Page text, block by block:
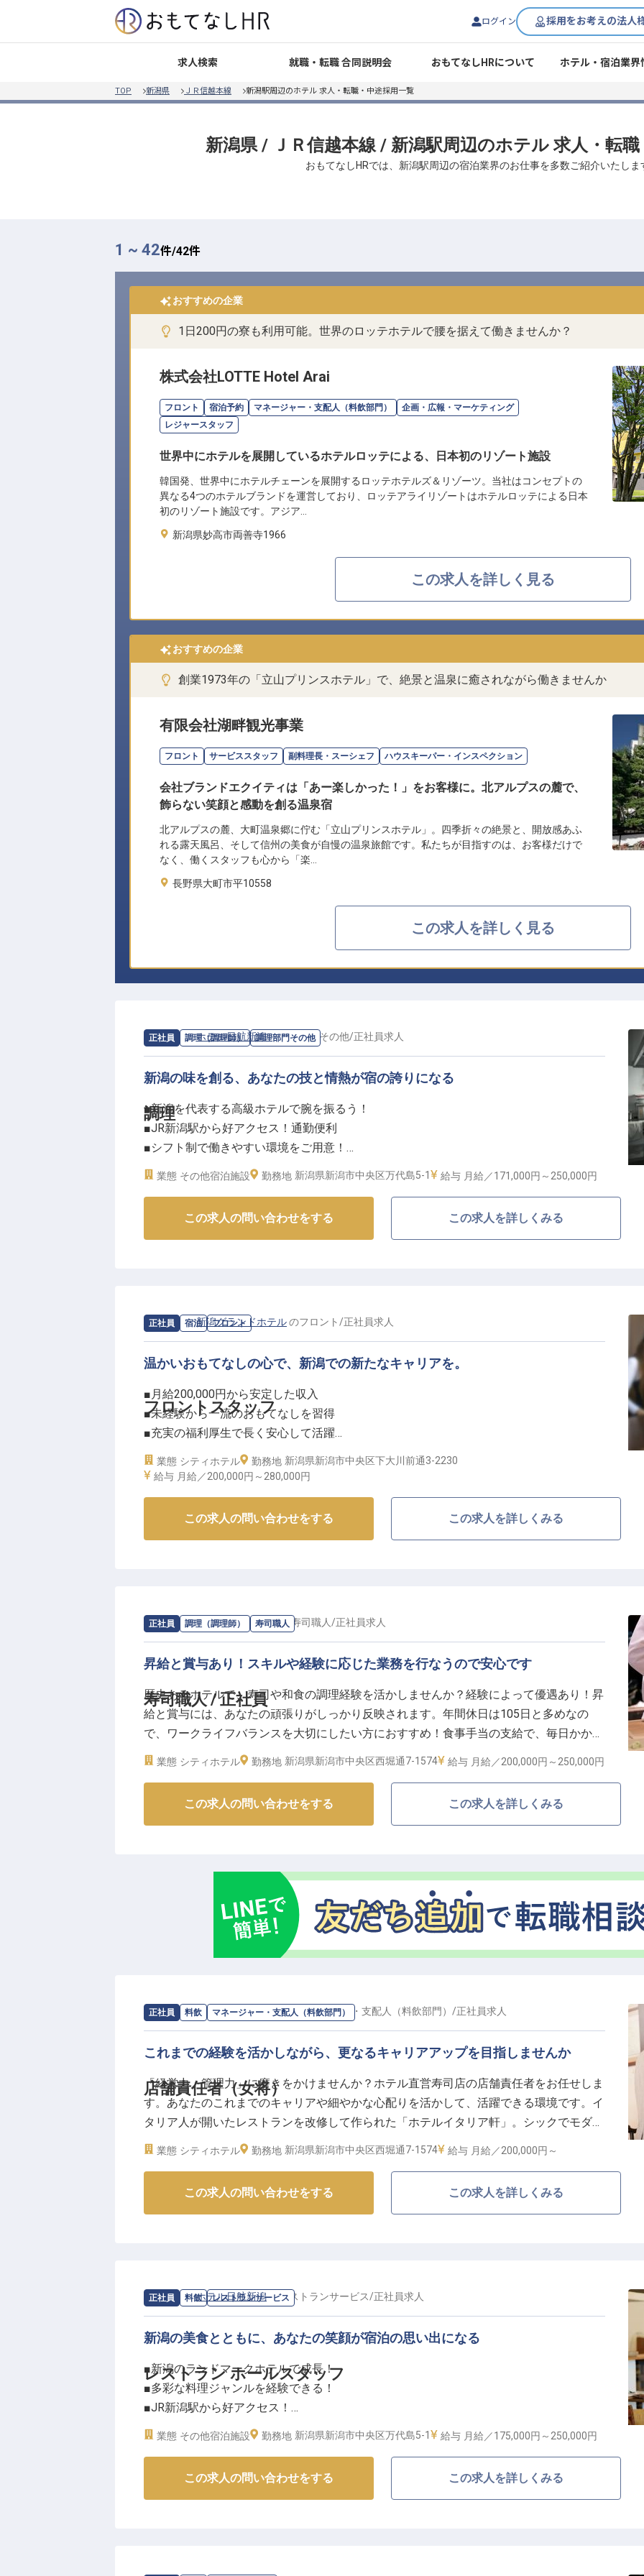
ログイン 採用をお考えの法人
求人検索 就職・転職 合同説明会 おもてなしHRについて ホテル・宿泊業界
TOP 新潟県 ＪＲ信越本線 新潟駅周辺のホテル 求人・転職・中途採用一覧
新潟県 / ＪＲ信越本線 / 新潟駅周辺のホテル 求人・転
おもてなしHRでは、新潟駅周辺の宿泊業界のお仕事を多数ご紹介いたしま
1 ~ 42件/42件
おすすめの企業
1日200円の寮も利用可能。世界のロッテホテルで腰を据えて働きませんか？
株式会社LOTTE Hotel Arai
フロント 宿泊予約 マネージャー・支配人（料飲部門）
企画・広報・マーケティング
レジャースタッフ
世界中にホテルを展開しているホテルロッテによる、日本初のリゾート施設
韓国発、世界中にホテルチェーンを展開するロッテホテルズ＆リゾーツ。当社はコンセプトの
異なる4つのホテルブランドを運営しており、ロッテアライリゾートはホテルロッテによる日本
初のリゾート施設です。アジア…
新潟県妙高市両善寺1966
この求人を詳しく見る
おすすめの企業
創業1973年の「立山プリンスホテル」で、絶景と温泉に癒されながら働きませんか
有限会社湖畔観光事業
フロント サービススタッフ 副料理長・スーシェフ ハウスキーパー・インスペクション
会社ブランドエクイティは「あー楽しかった！」をお客様に。北アルプスの麓で、
飾らない笑顔と感動を創る温泉宿
北アルプスの麓、大町温泉郷に佇む「立山プリンスホテル」。四季折々の絶景と、開放感あふ
れる露天風呂、そして信州の美食が自慢の温泉旅館です。私たちが目指すのは、お客様だけで
なく、働くスタッフも心から「楽…
長野県大町市平10558
この求人を詳しく見る
正社員 調理（調理師） 調理部門その他
調理
求人情報：ホテル日航新潟の調理部門その他/正社員求人
新潟の味を創る、あなたの技と情熱が宿の誇りになる
■新潟を代表する高級ホテルで腕を振るう！
■JR新潟駅から好アクセス！通勤便利
■シフト制で働きやすい環境をご用意！
■料理人としてのスキルアップを応援！
日本海に面した水都・新潟。その象徴的な存在として愛され続けるホテル日航新潟で、あ
なたの調理スキルを活かしませんか？地元の新鮮な食材を活かした料理の数々は、国内外
注いでみませんか？
ーー【料理人としての成長を実感できる環境です】
経験豊富な先輩シェフたちから直接技術を学べるのはもちろん、新潟の四季折々の食材を
扱うことで調理の幅も広がります。ホテルの様々なシーンで活躍できるチャンスがあり、
宴会料理からレストラン、ルームサービスまで多彩な経験を積むことが可能です！シフト
制なので、プライベートとの両立もしやすい環境です。
「おもてなしの心」を大切にしながら、料理人としてのキャリアを一緒に築いていきまし
ょう！
※2025年06月23日時点の情報です
業態 その他宿泊施設 勤務地 新潟県新潟市中央区万代島5-1 給与 月給／171,000円～ 250,000円
この求人の問い合わせをする この求人を詳しくみる
正社員 宿泊 フロント
フロントスタッフ
求人情報：新潟グランドホテルのフロント /正社員求人
温かいおもてなしの心で、新潟での新たなキャリアを。
■月給200,000円から安定した収入
■未経験から一流のおもてなしを習得
■充実の福利厚生で長く安心して活躍
■新潟の地で地域に愛されるホテルを
新潟の地で長年愛されてきた当ホテルは、お客様一人ひとりに寄り添う温かいサービスを
私たちと共に、お客様の笑顔を創造する喜びを感じませんか。
ーー【安心して長く働ける環境と成長の機会】
当ホテルでは、スタッフが安心して長く活躍できるよう、充実した福利厚生と働きやすい
環境を整えています。
社会保険完備はもちろん、昇給・賞与、退職金制度もあり、将来を見据えて働けます。
未経験の方でも、先輩スタッフが丁寧に指導しますのでご安心ください。
フロント業務を通じて、コミュニケーション能力や問題解決能力など、様々なスキルを身
につけ、ホテル業界のプロフェッショナルとしてキャリアを築いていける環境です。
※2026年04月13日時点の情報です
業態 シティホテル 勤務地 新潟県新潟市中央区下大川前通3-2230
給与 月給／200,000円～ 280,000円
この求人の問い合わせをする この求人を詳しくみる
正社員 調理（調理師） 寿司職人
寿司職人 / 正社員
求人情報：ホテル イタリア軒 の 寿司職人 /正社員求人
昇給と賞与あり！スキルや経験に応じた業務を行なうので安心です
歴史あるホテルで、寿司や和食の調理経験を活かしませんか？経験によって優遇あり！昇
給と賞与には、あなたの頑張りがしっかり反映されます。年間休日は105日と多めなの
で、ワークライフバランスを大切にしたい方におすすめ！食事手当の支給で、毎日かかる
食費も安心です。お持ちのスキルや経験に応じた業務を任せられるので、経験が浅い方も
業態 シティホテル 勤務地 新潟県新潟市中央区西堀通7-1574 給与 月給／200,000円～ 250,000円
この求人の問い合わせをする この求人を詳しくみる
正社員 料飲 マネージャー・支配人（料飲部門）
店舗責任者（女将）
求人情報：ホテル イタリア軒のマネージャー・支配人（料飲部門） /正社員求人
これまでの経験を活かしながら、更なるキャリアアップを目指しませんか
「経営力・管理力」に磨きをかけませんか？ホテル直営寿司店の店舗責任者をお任せしま
す。あなたのこれまでのキャリアや細やかな心配りを活かして、活躍できる環境です。イ
タリア人が開いたレストランを改修して作られた「ホテルイタリア軒」。シックでモダン
な内装、様々なタイプの全86客室でお客様をお迎えしています。宴会場や会議場を備え、
業態 シティホテル 勤務地 新潟県新潟市中央区西堀通7-1574 給与 月給／200,000円～
この求人の問い合わせをする この求人を詳しくみる
正社員 料飲 レストランサービス
レストラン ホールスタッフ
求人情報：ホテル日航新潟のレストランサービス/正社員求人
新潟の美食とともに、あなたの笑顔が宿泊の思い出になる
■新潟のランドマークホテルで成長！
■多彩な料理ジャンルを経験できる！
■JR新潟駅から好アクセス！
■安定の退職金制度あり（3年以上）
新潟の象徴的な存在として愛されるホテル日航新潟。当ホテルのレストランでは、中国料
理と洋食の2つのジャンルをご提供しており、お客様に特別なひとときを演出していま
業態 その他宿泊施設 勤務地 新潟県新潟市中央区万代島5-1 給与 月給／175,000円～ 250,000円
この求人の問い合わせをする この求人を詳しくみる